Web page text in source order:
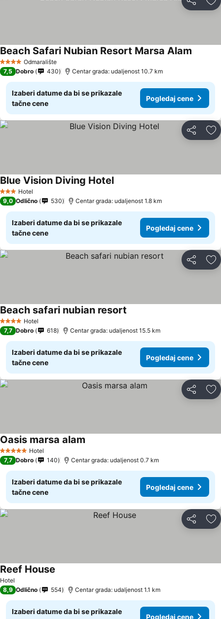
Deli
4 ZvezdiceOdmaralište
Beach Safari Nubian Resort Marsa Alam
7,5 Dobro 430 Centar grada: udaljenost 10.7 km
Izaberi datume da bi se prikazale
tačne cene
Pogledaj cene
Deli
3 Zvezdice
Hotel
Blue Vision Diving Hotel
9,0 Odlično 530 Centar grada: udaljenost 1.8 km
Izaberi datume da bi se prikazale
tačne cene
Pogledaj cene
Deli
4 ZvezdiceHotel
Beach safari nubian resort
7,7 Dobro 618 Centar grada: udaljenost 15.5 km
Izaberi datume da bi se prikazale
tačne cene
Pogledaj cene
Deli
5 ZvezdiceHotel
Oasis marsa alam
7,7 Dobro 140 Centar grada: udaljenost 0.7 km
Izaberi datume da bi se prikazale
tačne cene
Pogledaj cene
Deli
Hotel
Reef House
8,9 Odlično 554 Centar grada: udaljenost 1.1 km
Izaberi datume da bi se prikazale
Pogledaj cene